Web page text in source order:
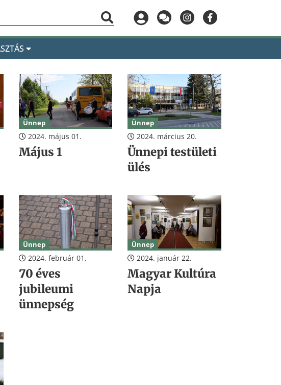
Ünnep
2024. május 01.
Május 1
Ünnep
2024. március 20.
Ünnepi testületi
ülés
Ünnep
2024. február 01.
70 éves
jubileumi
ünnepség
Ünnep
2024. január 22.
Magyar Kultúra
Napja